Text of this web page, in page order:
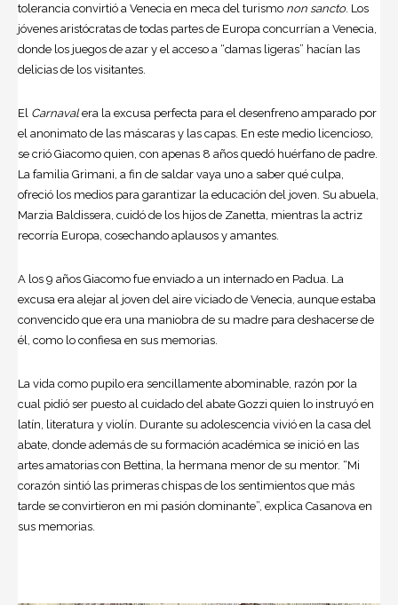
tolerancia convirtió a Venecia en meca del turismo non sancto. Los
jóvenes aristócratas de todas partes de Europa concurrían a Venecia,
donde los juegos de azar y el acceso a “damas ligeras” hacían las
delicias de los visitantes.
El Carnavalera la excusa perfecta para el desenfreno amparado por
el anonimato de las máscaras y las capas. En este medio licencioso,
se crió Giacomo quien, con apenas 8 años quedó huérfano de padre.
La familia Grimani, a fin de saldar vaya uno a saber qué culpa,
ofreció los medios para garantizar la educación del joven. Su abuela,
Marzia Baldissera, cuidó de los hijos de Zanetta, mientras la actriz
recorría Europa, cosechando aplausos y amantes.
A los 9 años Giacomo fue enviado a un internado en Padua. La
excusa era alejar al joven del aire viciado de Venecia, aunque estaba
convencido que era una maniobra de su madre para deshacerse de
él, como lo confiesa en sus memorias.
La vida como pupilo era sencillamente abominable, razón por la
cual pidió ser puesto al cuidado del abate Gozzi quien lo instruyó en
latín, literatura y violín. Durante su adolescencia vivió en la casa del
abate, donde además de su formación académica se inició en las
artes amatorias con Bettina, la hermana menor de su mentor. “Mi
corazón sintió las primeras chispas de los sentimientos que más
tarde se convirtieron en mi pasión dominante”, explica Casanova en
sus memorias.